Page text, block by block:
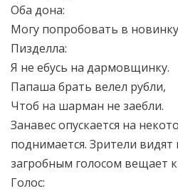
Оба дона:
Могу попробовать в
Пизделла:
Я не ебусь на дармовщинку.
Папаша брать велел рубли,
Чтоб на шарман не заебли.
Занавес опускается на
поднимается. Зрители видят
загробным голосом вещает
Голос: